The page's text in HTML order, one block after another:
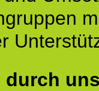
durch